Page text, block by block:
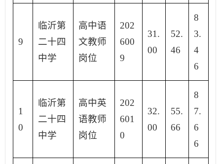
9
临沂第
二十四
中学
高中语
文教师
岗位
202
600
9
31.
00
52.
46
8
3.
4
6
1
0
临沂第
二十四
中学
高中英
语教师
岗位
202
601
0
32.
00
55.
66
8
7.
6
6